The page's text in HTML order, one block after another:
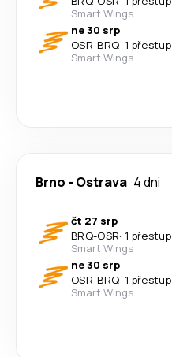
Smart Wings
ne 30 srp
OSR-BRQ· 1 přestup
Smart Wings
Brno - Ostrava 4 dni
čt 27 srp
BRQ-OSR· 1 přestup
Smart Wings
ne 30 srp
OSR-BRQ· 1 přestup
Smart Wings